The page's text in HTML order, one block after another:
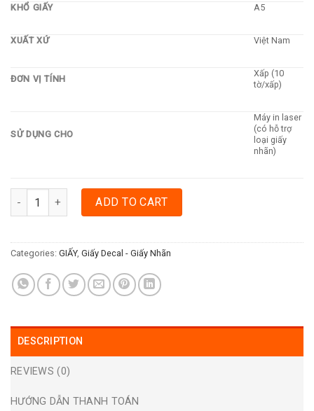
KHỔ GIẤY A5
XUẤT XỨ Việt Nam
ĐƠN VỊ TÍNH
Xấp (10
tờ/xấp)
SỬ DỤNG CHO
Máy in laser
(có hỗ trợ
loại giấy
nhãn)
GIẤY NHÃN TOMY A5 - SỐ 107 (10 TỜ) quantity
ADD TO CART
Categories: GIẤY, Giấy Decal - Giấy Nhãn
DESCRIPTION
REVIEWS (0)
HƯỚNG DẪN THANH TOÁN